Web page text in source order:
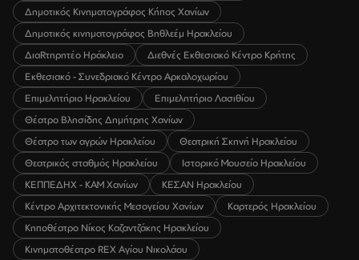
Δημοτικός Κινηματογράφος Κήπος Χανίων
Δημοτικός κινηματογράφος Βηθλεέμ Ηρακλείου
ΔιαRτηρητέο Ηράκλειο
Διεθνές Εκθεσιακό Κέντρο Κρήτης
Εκθεσιακό - Συνεδριακό Κέντρο Αρκαλοχωρίου
Επιμελητήριο Ηρακλείου
Επιμελητήριο Λασιθίου
Θέατρο Βλησίδης Δημήτρης Χανίων
Θέατρο των αγρών Ηρακλείου
Θεατρική Σκηνή Ηρακλείου
Θεατρικός σταθμός Ηρακλείου
Ιστορικό Μουσείο Ηρακλείου
ΚΕΠΠΕΔΗΧ - ΚΑΜ Χανίων
ΚΕΣΑΝ Ηρακλείου
Κέντρο Αρχιτεκτονικής Μεσογείου Χανίων
Καρτερός Ηρακλείου
Κηποθέατρο Νίκος Καζαντζάκης Ηρακλείου
Κινηματοθέατρο REX Αγίου Νικολάου